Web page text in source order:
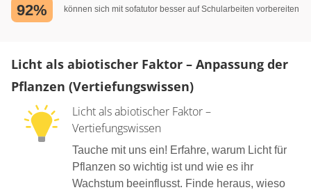
92% können sich mit sofatutor besser auf Schularbeiten vorbereiten
Licht als abiotischer Faktor – Anpassung der
Pflanzen (Vertiefungswissen)
Licht als abiotischer Faktor –
Vertiefungswissen
Tauche mit uns ein! Erfahre, warum Licht für
Pflanzen so wichtig ist und wie es ihr
Wachstum beeinflusst. Finde heraus, wieso